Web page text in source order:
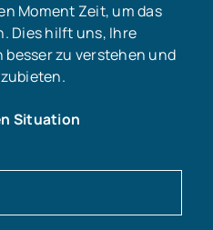
Moment Zeit, um das
Dies hilft uns, Ihre
zu verstehen und
Situation